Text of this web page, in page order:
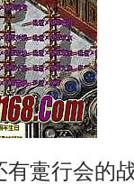
疐行会的